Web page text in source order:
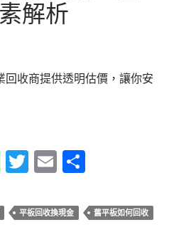
解析
回收商提供透明估價，讓你安
錢？回收價格影響因素解析
Li
e
T
itt
E
ail
平板回收換現金
舊平板如何回收